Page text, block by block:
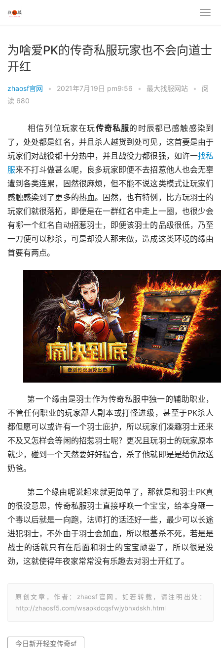
为啥爱PK的传奇私服玩家也不会向道士
开红
zhaosf官网 • 2021年7月19日 pm9:56 • 最大找服网站 •
阅
读 680
	相信列位玩家在玩
传奇私服的时辰都已感触感染到
了，处处都是红名，并且杀人越货到处可见，这首要是由于
玩家们对战役都十分热中，并且战役力都很强，如许一找私
服来不打斗做甚么呢，良多玩家即便不去招惹他人也会无辜
遭到各类连累，固然很麻烦，但不能不说这类模式让玩家们
感触感染到了更多的热血。固然，也有特例，比方玩羽士的
玩家们就很落拓，即便是在一群红名中走上一圈，也很少会
有哪一个红名自动招惹羽士，即便该羽士的品级很低，乃至
一刀便可以秒杀，可是却没人那末做，造成这类环境的缘由
首要有两点。
不管任何职业的玩家鄙人副本或打怪进级，甚至于PK杀人
都但愿可以或许有一个羽士庇护，所以玩家们凑趣羽士还来
不及又怎样会等闲的招惹羽士呢？更况且玩羽士的玩家原本
就少，碰到一个天然要好好撮合，杀了他就即是是给仇敌送
奶爸。
的很没意思，传奇私服羽士直接呼唤一个宝宝，给本身砸一
个毒以后就是一向跑，法师打的话还好一些，最少可以长途
进犯羽士，不外由于羽士会加血，所以根基杀不死，若是是
战士的话就只有在后面和羽士的宝宝顽耍了，所以很是没
劲，这就使得年夜家常常没有乐趣去对羽士开红了。
原创文章，作者：zhaosf官网，如若转载，请注明出处：
http://zhaosf5.com/wsapkdcqsfwjybhxdskh.html
今日新开轻变传奇sf